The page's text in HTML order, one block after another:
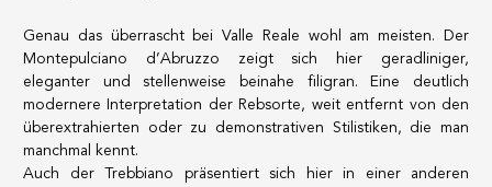
Weine
Sekt
Fruchtige Getränke
Porto
Spirituosen
Feinkostgeschäft
Promotionen
Neuigkeiten
Impressum
Datenschutzrichtlinie
CGV
Kontakt
Genau das überrascht bei Valle Reale wohl am meisten. Der
Montepulciano d’Abruzzo zeigt sich hier geradliniger,
eleganter und stellenweise beinahe filigran. Eine deutlich
modernere Interpretation der Rebsorte, weit entfernt von den
überextrahierten oder zu demonstrativen Stilistiken, die man
manchmal kennt.
Auch der Trebbiano präsentiert sich hier in einer anderen